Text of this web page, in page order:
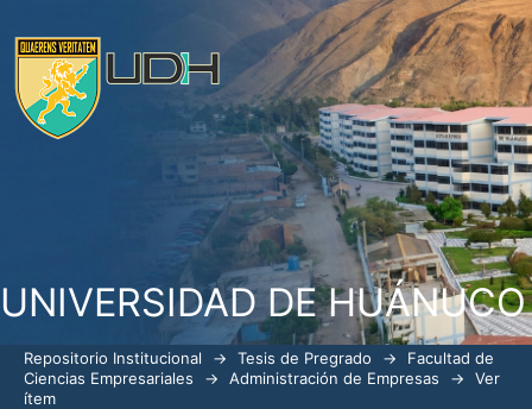
UNIVERSIDAD DE HUÁNUCO
Administración del personal y clima
Fiscal Huánuco - 2022
Repositorio Institucional → Tesis de Pregrado →
Facultad de
Ciencias Empresariales
→ Administración de Empresas →
Ver
ítem